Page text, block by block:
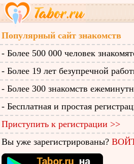
Популярный сайт знакомств
- Более 500 000 человек
- Более 19 лет безупречной
- Более 300 знакомств
- Бесплатная и простая
Приступить к регистрации >>
Вы уже зарегистрированы?